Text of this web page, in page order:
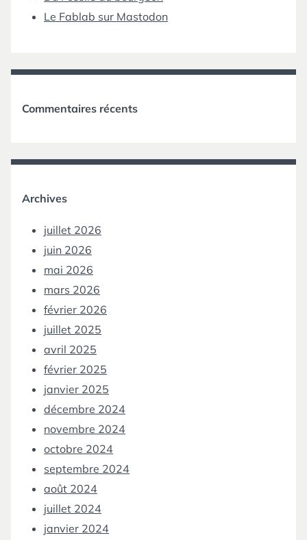
Le Fablab sur Mastodon
Commentaires récents
Archives
juillet 2026
juin 2026
mai 2026
mars 2026
février 2026
juillet 2025
avril 2025
février 2025
janvier 2025
décembre 2024
novembre 2024
octobre 2024
septembre 2024
août 2024
juillet 2024
janvier 2024